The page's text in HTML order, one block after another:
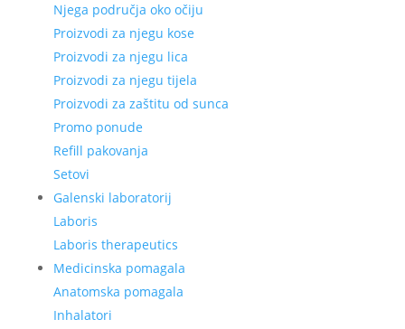
Njega područja oko očiju
Proizvodi za njegu kose
Proizvodi za njegu lica
Proizvodi za njegu tijela
Proizvodi za zaštitu od sunca
Promo ponude
Refill pakovanja
Setovi
Galenski laboratorij
Laboris
Laboris therapeutics
Medicinska pomagala
Anatomska pomagala
Inhalatori